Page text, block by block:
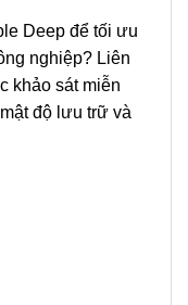
Deep để tối ưu
nghiệp? Liên
khảo sát miễn
độ lưu trữ và